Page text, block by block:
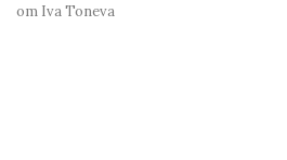
от Iva Toneva